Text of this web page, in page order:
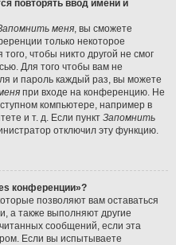
повторять ввод имени и
меня, вы сможете
только некоторое
чтобы никто другой не смог
Для того чтобы вам не
и пароль каждый раз, вы можете
при входе на конференцию. Не
компьютере, например в
и т. д. Если пункт Запомнить
отключил эту функцию.
конференции»?
позволяют вам оставаться
а также выполняют другие
сообщений, если эта
Если вы испытываете